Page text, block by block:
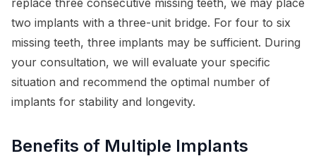
replace three consecutive missing teeth, we may place
two implants with a three-unit bridge. For four to six
missing teeth, three implants may be sufficient. During
your consultation, we will evaluate your specific
situation and recommend the optimal number of
implants for stability and longevity.
Benefits of Multiple Implants